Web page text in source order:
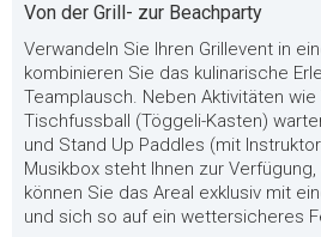
Von der Grill- zur Beachparty
Verwandeln Sie Ihren Grillevent in
kombinieren Sie das kulinarische
Teamplausch. Neben Aktivitäten
Tischfussball (Töggeli-Kasten)
und Stand Up Paddles (mit
Musikbox steht Ihnen zur
können Sie das Areal exklusiv mit
und sich so auf ein wettersicheres